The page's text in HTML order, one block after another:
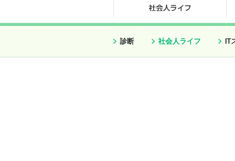
診断 社会人ライフ IT